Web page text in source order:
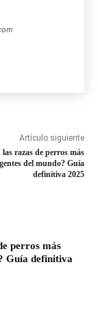
Artículo siguiente
las razas de perros más
del mundo? Guía
definitiva 2025
perros más
Guía definitiva